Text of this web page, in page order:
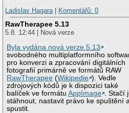
Ladislav Hagara| Komentářů: 0
RawTherapee 5.13
5.8. 12:44 | Nová verze
Byla vydána nová verze 5.13
svobodného multiplatformního
pro konverzi a zpracování digitálních
fotografií primárně ve formátů RAW
RawTherapee (Wikipedie ). Vedle
zdrojových kódů je k dispozici také
balíček ve formátuAppImage
. Stačí
stáhnout, nastavit právo ke spuštění a
spustit.